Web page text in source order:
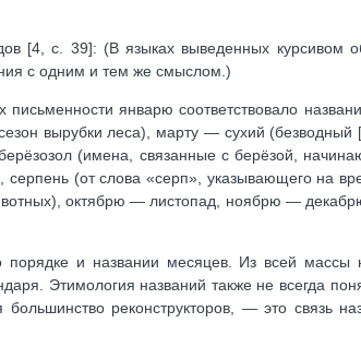
[4, с. 39]: (В языках выведенных курсивом
с одним и тем же смыслом.)
январю соответствовало
вырубки леса), марту — сухий (безводный
(имена, связанные с берёзой,
(от слова «серп», указывающего на
октябрю — листопад, ноябрю —
и названии месяцев. Из всей массы
Этимология названий также не всегда
реконструкторов, — это связь